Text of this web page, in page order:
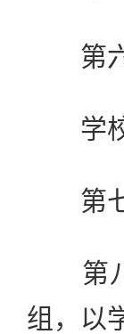
第六
学校
第七
第八
组，以